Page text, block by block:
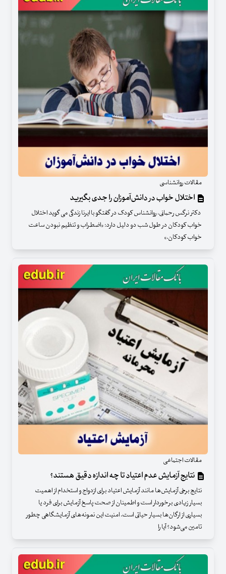
مقالات روانشناسی
اختلال خواب در دانش‌آموزان را جدی بگیرید
دکتر نرگس رحمانی، روانشناس کودک در گفتگو با ایرنا زندگی می گوید اختلال
خواب کودکان در طول شب دو دلیل دارد: «اضطراب و تنظیم نبودن ساعت
خواب کودکان.»
مقالات اجتماعی
نتایج آزمایش عدم اعتیاد تا چه اندازه دقیق هستند؟
نتایج برخی آزمایش‌ها مانند آزمایش اعتیاد برای ازدواج و استخدام از اهمیت
بسیار زیادی برخوردار است و اطمینان از صحت پاسخ آزمایش برای فرد یا
بسیاری از ارگان‌ها بسیار حیاتی است. امنیت این نمونه‌های آزمایشگاهی چطور
تامین می‌شود؟ آیا را